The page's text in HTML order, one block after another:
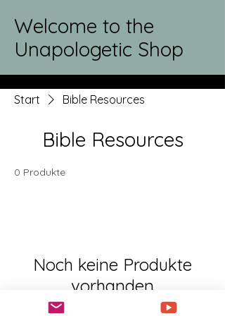
Welcome to the
Unapologetic Shop
Start Bible Resources
Bible Resources
0 Produkte
Noch keine Produkte
vorhanden
Bitte eine andere Kategorie wählen,